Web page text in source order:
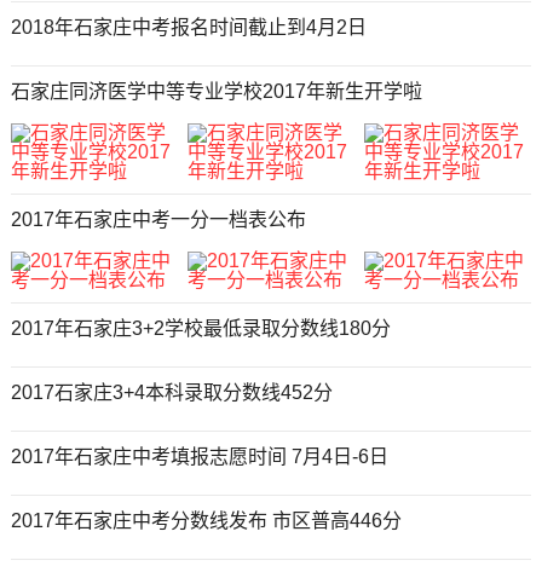
2018年石家庄中考报名时间截止到4月2日
石家庄同济医学中等专业学校2017年新生开学啦
2017年石家庄中考一分一档表公布
2017年石家庄3+2学校最低录取分数线180分
2017石家庄3+4本科录取分数线452分
2017年石家庄中考填报志愿时间 7月4日-6日
2017年石家庄中考分数线发布 市区普高446分